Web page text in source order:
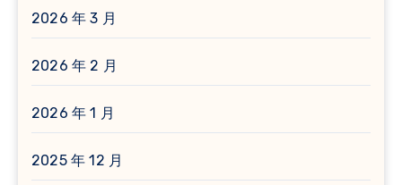
2026 年 3 月
2026 年 2 月
2026 年 1 月
2025 年 12 月